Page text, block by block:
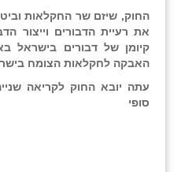
החוק, שיזם שר החקלאות
את רעיית הדבורים
קיומן של דבורים בישראל
האבקה לחקלאות הצומח
עתה יובא החוק לקריאה
סופי
יד השמונה
כפר אביב
כפר הרי״ף